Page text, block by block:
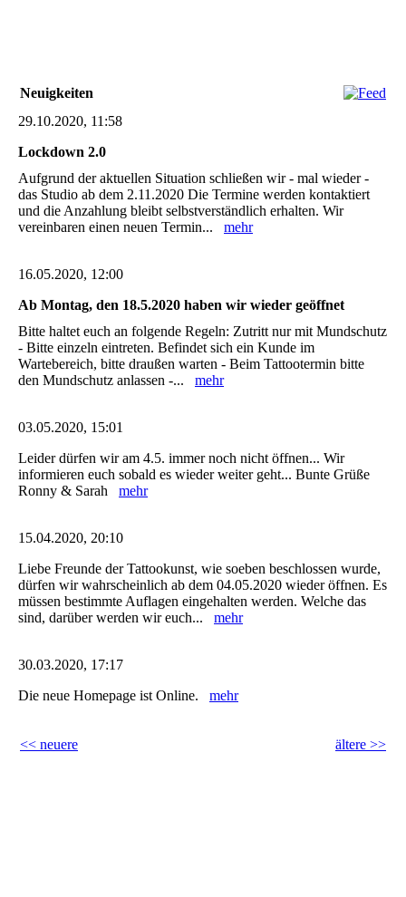
Neuigkeiten
29.10.2020, 11:58
Lockdown 2.0
Aufgrund der aktuellen Situation schließen wir - mal wieder -
das Studio ab dem 2.11.2020 Die Termine werden kontaktiert
und die Anzahlung bleibt selbstverständlich erhalten. Wir
vereinbaren einen neuen Termin... mehr
16.05.2020, 12:00
Ab Montag, den 18.5.2020 haben wir wieder geöffnet
Bitte haltet euch an folgende Regeln: Zutritt nur mit Mundschutz
- Bitte einzeln eintreten. Befindet sich ein Kunde im
Wartebereich, bitte draußen warten - Beim Tattootermin bitte
den Mundschutz anlassen -... mehr
03.05.2020, 15:01
Leider dürfen wir am 4.5. immer noch nicht öffnen... Wir
informieren euch sobald es wieder weiter geht... Bunte Grüße
Ronny & Sarah mehr
15.04.2020, 20:10
Liebe Freunde der Tattookunst, wie soeben beschlossen wurde,
dürfen wir wahrscheinlich ab dem 04.05.2020 wieder öffnen. Es
müssen bestimmte Auflagen eingehalten werden. Welche das
sind, darüber werden wir euch... mehr
30.03.2020, 17:17
Die neue Homepage ist Online. mehr
<< neuere ältere >>